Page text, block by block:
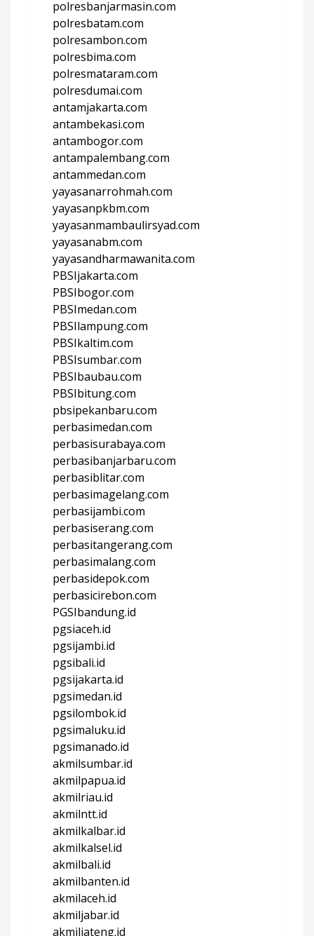
polresbanjarmasin.com
polresbatam.com
polresambon.com
polresbima.com
polresmataram.com
polresdumai.com
antamjakarta.com
antambekasi.com
antambogor.com
antampalembang.com
antammedan.com
yayasanarrohmah.com
yayasanpkbm.com
yayasanmambaulirsyad.com
yayasanabm.com
yayasandharmawanita.com
PBSIjakarta.com
PBSIbogor.com
PBSImedan.com
PBSIlampung.com
PBSIkaltim.com
PBSIsumbar.com
PBSIbaubau.com
PBSIbitung.com
pbsipekanbaru.com
perbasimedan.com
perbasisurabaya.com
perbasibanjarbaru.com
perbasiblitar.com
perbasimagelang.com
perbasijambi.com
perbasiserang.com
perbasitangerang.com
perbasimalang.com
perbasidepok.com
perbasicirebon.com
PGSIbandung.id
pgsiaceh.id
pgsijambi.id
pgsibali.id
pgsijakarta.id
pgsimedan.id
pgsilombok.id
pgsimaluku.id
pgsimanado.id
akmilsumbar.id
akmilpapua.id
akmilriau.id
akmilntt.id
akmilkalbar.id
akmilkalsel.id
akmilbali.id
akmilbanten.id
akmilaceh.id
akmiljabar.id
akmiljateng.id